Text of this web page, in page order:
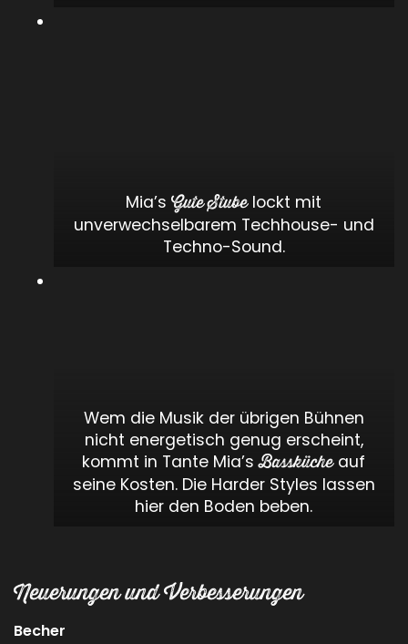
Mia’sGute Stubelockt mit
unverwechselbarem Techhouse- und
Techno-Sound.
Wem die Musik der übrigen Bühnen
nicht energetisch genug erscheint,
kommt in Tante Mia’sBasskücheauf
seine Kosten. Die Harder Styles lassen
hier den Boden beben.
Neuerungen und Verbesserungen
Becher